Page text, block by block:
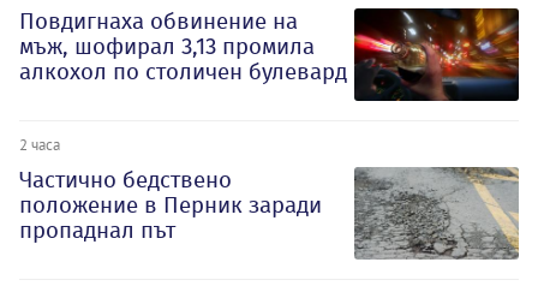
Повдигнаха обвинение на
мъж, шофирал 3,13 промила
алкохол по столичен булевард
2 часа
Частично бедствено
положение в Перник заради
пропаднал път